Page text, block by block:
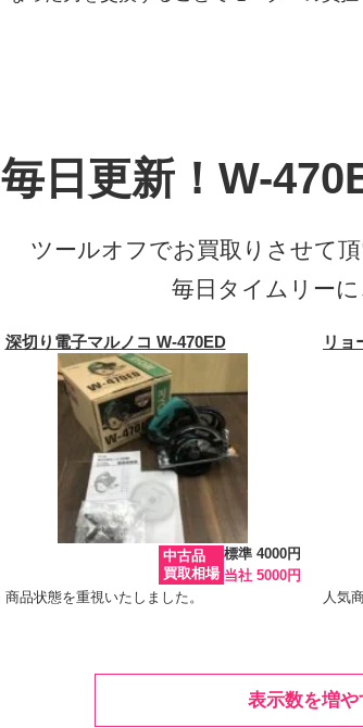
毎日更新！W-
ツールオフでお買取りさせて
毎日タイムリーに
深切り電子マルノコ W-470ED
中古品
買取相場
標準 4000円
当社 5000円
商品状態を重視いたしました。
リョ
人気
表示数を増や